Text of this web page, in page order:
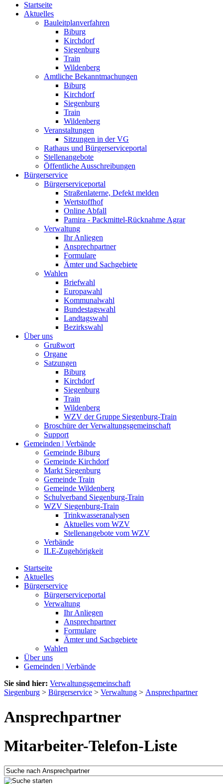
Startseite
Aktuelles
Bauleitplanverfahren
Biburg
Kirchdorf
Siegenburg
Train
Wildenberg
Amtliche Bekanntmachungen
Biburg
Kirchdorf
Siegenburg
Train
Wildenberg
Veranstaltungen
Sitzungen in der VG
Rathaus und Bürgerserviceportal
Stellenangebote
Öffentliche Ausschreibungen
Bürgerservice
Bürgerserviceportal
Straßenlaterne, Defekt melden
Wertstoffhof
Online Abfall
Pamira - Packmittel-Rücknahme Agrar
Verwaltung
Ihr Anliegen
Ansprechpartner
Formulare
Ämter und Sachgebiete
Wahlen
Briefwahl
Europawahl
Kommunalwahl
Bundestagswahl
Landtagswahl
Bezirkswahl
Über uns
Grußwort
Organe
Satzungen
Biburg
Kirchdorf
Siegenburg
Train
Wildenberg
WZV der Gruppe Siegenburg-Train
Broschüre der Verwaltungsgemeinschaft
Support
Gemeinden | Verbände
Gemeinde Biburg
Gemeinde Kirchdorf
Markt Siegenburg
Gemeinde Train
Gemeinde Wildenberg
Schulverband Siegenburg-Train
WZV Siegenburg-Train
Trinkwasseranalysen
Aktuelles vom WZV
Stellenangebote vom WZV
Verbände
ILE-Zugehörigkeit
Startseite
Aktuelles
Bürgerservice
Bürgerserviceportal
Verwaltung
Ihr Anliegen
Ansprechpartner
Formulare
Ämter und Sachgebiete
Wahlen
Über uns
Gemeinden | Verbände
Sie sind hier: Verwaltungsgemeinschaft
Siegenburg > Bürgerservice > Verwaltung > Ansprechpartner
Ansprechpartner
Mitarbeiter-Telefon-Liste